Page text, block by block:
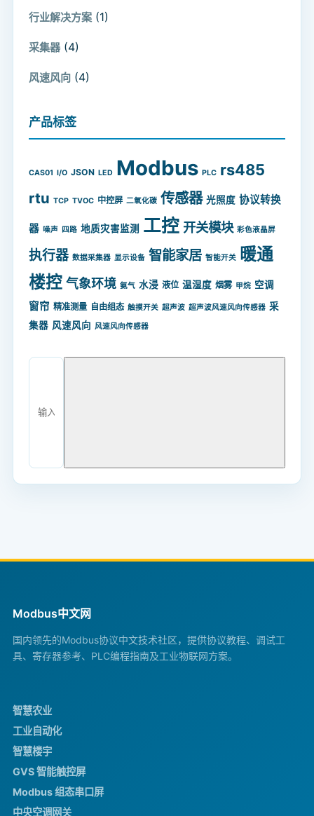
行业解决方案 (1)
采集器 (4)
风速风向 (4)
产品标签
CAS01 I/O JSON LED Modbus PLC rs485
rtu TCP TVOC 中控屏 二氧化碳 传感器 光照度 协议转换
器 噪声 四路 地质灾害监测 工控 开关模块 彩色液晶屏
执行器 数据采集器 显示设备 智能家居 智能开关 暖通
楼控 气象环境 氨气 水浸 液位 温湿度 烟雾 甲烷 空调
窗帘 精准测量 自由组态 触摸开关 超声波 超声波风速风向传感器 采
集器 风速风向 风速风向传感器
Modbus中文网
国内领先的Modbus协议中文技术社区，提供协议教程、调试工
具、寄存器参考、PLC编程指南及工业物联网方案。
智慧农业
工业自动化
智慧楼宇
GVS 智能触控屏
Modbus 组态串口屏
中央空调网关